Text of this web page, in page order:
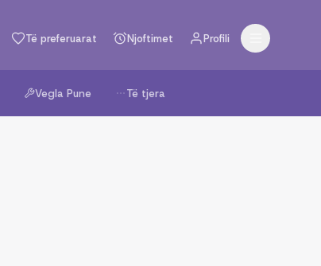
Të preferuarat Njoftimet Profili
Vegla Pune Të tjera